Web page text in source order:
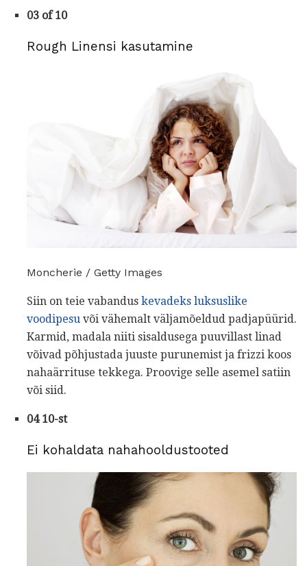
03 of 10
Rough Linensi kasutamine
Moncherie / Getty Images
Siin on teie vabandus kevadeks luksuslike
voodipesu või vähemalt väljamõeldud padjapüürid.
Karmid, madala niiti sisaldusega puuvillast linad
võivad põhjustada juuste purunemist ja frizzi koos
nahaärrituse tekkega. Proovige selle asemel satiin
või siid.
04 10-st
Ei kohaldata nahahooldustooted